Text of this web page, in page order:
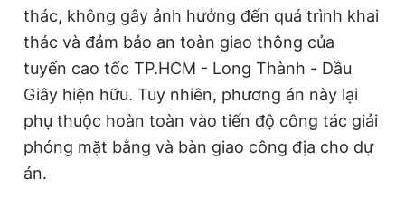
thác, không gây ảnh hưởng đến quá trình khai
thác và đảm bảo an toàn giao thông của
tuyến cao tốc TP.HCM - Long Thành - Dầu
Giây hiện hữu. Tuy nhiên, phương án này lại
phụ thuộc hoàn toàn vào tiến độ công tác giải
phóng mặt bằng và bàn giao công địa cho dự
án.